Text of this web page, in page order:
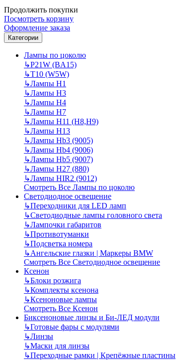
Продолжить покупки
Посмотреть корзину
Оформление заказа
Категории
Лампы по цоколю
↳P21W (BA15)
↳T10 (W5W)
↳Лампы H1
↳Лампы H3
↳Лампы H4
↳Лампы H7
↳Лампы H11 (H8,H9)
↳Лампы H13
↳Лампы Hb3 (9005)
↳Лампы Hb4 (9006)
↳Лампы Hb5 (9007)
↳Лампы H27 (880)
↳Лампы HIR2 (9012)
Смотреть Все Лампы по цоколю
Светодиодное освещение
↳Переходники для LED ламп
↳Светодиодные лампы головного света
↳Лампочки габаритов
↳Противотуманки
↳Подсветка номера
↳Ангельские глазки | Маркеры BMW
Смотреть Все Светодиодное освещение
Ксенон
↳Блоки розжига
↳Комплекты ксенона
↳Ксеноновые лампы
Смотреть Все Ксенон
Биксеноновые линзы и Би-ЛЕД модули
↳Готовые фары с модулями
↳Линзы
↳Маски для линзы
↳Переходные рамки | Крепёжные пластины